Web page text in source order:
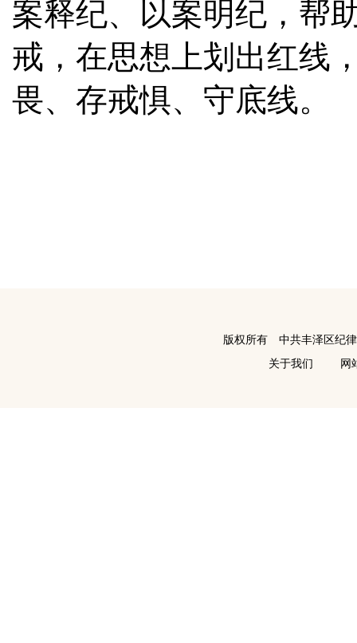
案释纪、以案明纪，帮
戒，在思想上划出红线
畏、存戒惧、守底线。
版权所有 中共丰泽区纪
关于我们
网